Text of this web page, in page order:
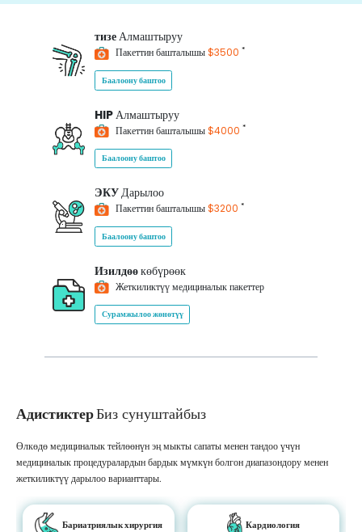
тизеАлмаштыруу
Пакеттин башталышы$3500 *
Баалоону баштоо
HIPАлмаштыруу
Пакеттин башталышы$4000 *
Баалоону баштоо
ЭКУДарылоо
Пакеттин башталышы$3200 *
Баалоону баштоо
Изилдөөкөбүрөөк
Жеткиликтүү медициналык пакеттер
Сурамжылоо жөнөтүү
АдистиктерБиз сунуштайбыз
Өлкөдө медициналык тейлөөнүн эң мыкты сапаты менен тандоо үчүн
медициналык процедуралардын бардык мүмкүн болгон диапазондору менен
жеткиликтүү дарылоо варианттары.
Бариатриялык хирургия Кардиология